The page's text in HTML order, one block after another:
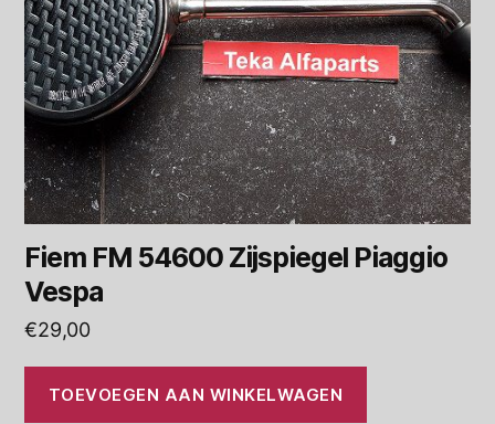
Fiem FM 54600 Zijspiegel Piaggio
Vespa
€29,00
TOEVOEGEN AAN WINKELWAGEN